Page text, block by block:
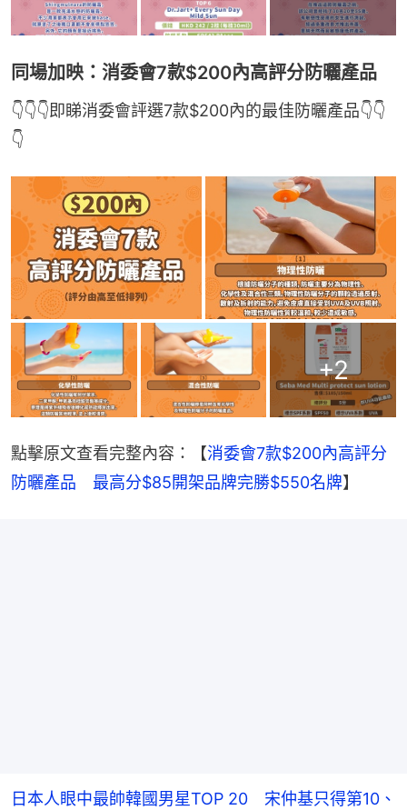
同場加映：消委會7款$200內高評分防曬產品
👇👇👇即睇消委會評選7款$200內的最佳防曬產品👇👇
👇
+2
點擊原文查看完整內容：【消委會7款$200內高評分
防曬產品　最高分$85開架品牌完勝$550名牌】
日本人眼中最帥韓國男星TOP 20 宋仲基只得第10、